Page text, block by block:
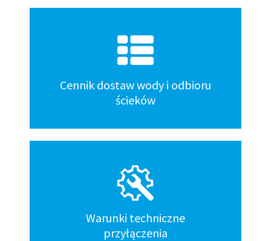
Cennik dostaw wody i odbioru
ścieków
Warunki techniczne
przyłączenia